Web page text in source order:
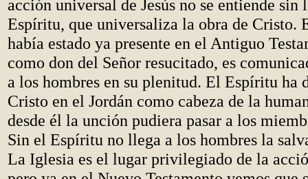
acción universal de Jesús no se entiende sin
Espíritu, que universaliza la obra de Cristo.
había estado ya presente en el Antiguo
como don del Señor resucitado, es
a los hombres en su plenitud. El Espíritu ha
Cristo en el Jordán como cabeza de la
desde él la unción pudiera pasar a los
Sin el Espíritu no llega a los hombres la
La Iglesia es el lugar privilegiado de la